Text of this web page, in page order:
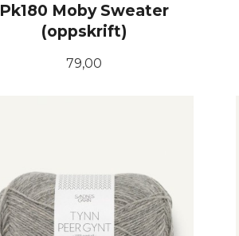
Pk180 Moby Sweater
(oppskrift)
Pris
79,00